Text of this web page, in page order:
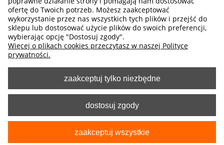
E-mail:sklep@fryda.com.pl
Sklepy stacjonarne:
ul. Składowa 26, 34-400 Nowy Targ
ul. Żywiecka 91, 43-300 Bielsko-Biała
MOŻLIWE FORMY PŁATNOŚCI
pokaż pełną wersję strony
ofertę do Twoich potrzeb. Możesz zaakceptować
wykorzystanie przez nas wszystkich tych plików i przejść do
sklepu lub dostosować użycie plików do swoich preferencji,
wybierając opcję "Dostosuj zgody".
Więcej o plikach cookies przeczytasz w naszej Polityce
prywatności.
zaakceptuj tylko niezbędne
dostosuj zgody
zaakceptuj wszystkie